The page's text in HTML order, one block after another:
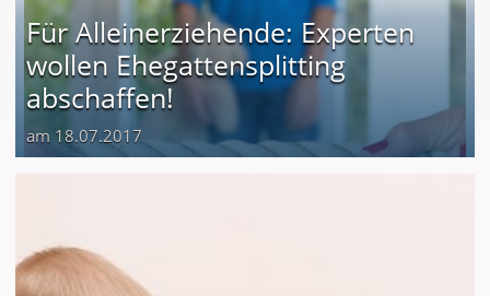
Für Alleinerziehende: Experten
wollen Ehegattensplitting
abschaffen!
am 18.07.2017